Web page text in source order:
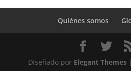
Quiénes somos
Diseñado por Elegant Themes|